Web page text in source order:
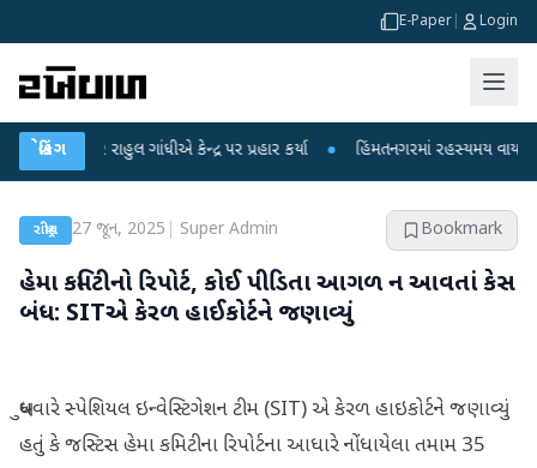
E-Paper Login
બ્રેકિંગ
પર રાહુલ ગાંધીએ કેન્દ્ર પર પ્રહાર કર્યા ● હિંમતનગરમાં રહસ્યમય વાયરસ કે
રાષ્ટ્રીય 27 જૂન, 2025 Super Admin Bookmark
હેમા કમિટીનો રિપોર્ટ, કોઈ પીડિતા આગળ ન આવતાં કેસ
બંધ: SITએ કેરળ હાઈકોર્ટને જણાવ્યું
બુધવારે સ્પેશિયલ ઇન્વેસ્ટિગેશન ટીમ (SIT) એ કેરળ હાઇકોર્ટને જણાવ્યું
હતું કે જસ્ટિસ હેમા કમિટીના રિપોર્ટના આધારે નોંધાયેલા તમામ 35